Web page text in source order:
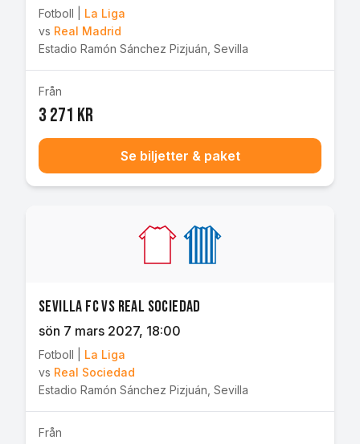
Fotboll
La Liga
vs Real Madrid
Estadio Ramón Sánchez Pizjuán Sevilla
Från
3 271 kr
Se biljetter & paket
Sevilla FC vs Real Sociedad
sön 7 mars 2027, 18:00
Fotboll
La Liga
vs Real Sociedad
Estadio Ramón Sánchez Pizjuán Sevilla
Från